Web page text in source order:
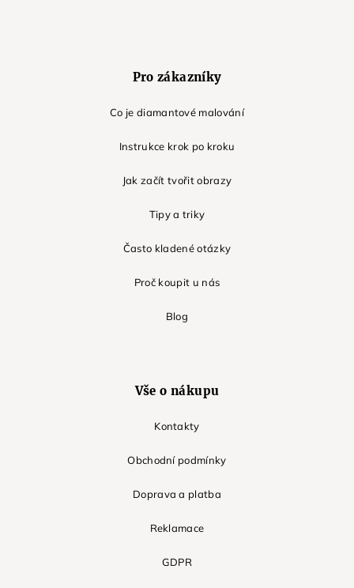
Pro zákazníky
Co je diamantové malování
Instrukce krok po kroku
Jak začít tvořit obrazy
Tipy a triky
Často kladené otázky
Proč koupit u nás
Blog
Vše o nákupu
Kontakty
Obchodní podmínky
Doprava a platba
Reklamace
GDPR